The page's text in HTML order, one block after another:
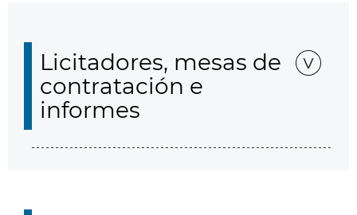
Licitadores, mesas de
contratación e
informes